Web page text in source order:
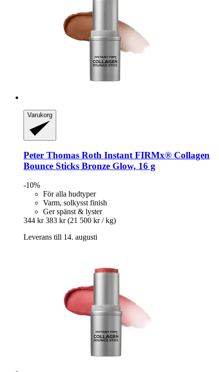
Varukorg
Peter Thomas Roth Instant FIRMx® Collagen
Bounce Sticks Bronze Glow, 16 g
-10%
För alla hudtyper
Varm, solkysst finish
Ger spänst & lyster
344 kr 383 kr (21 500 kr / kg)
Leverans till 14. augusti